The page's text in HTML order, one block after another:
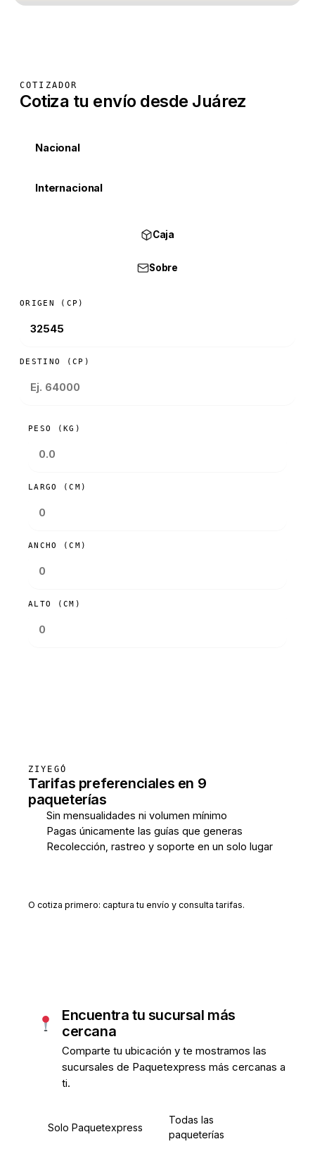
COTIZADOR
Cotiza tu envío desde Juárez
Nacional
Internacional
Caja
Sobre
ORIGEN (CP)
DESTINO (CP)
PESO (KG)
LARGO (CM)
ANCHO (CM)
ALTO (CM)
ZIYEGÓ
Tarifas preferenciales en 9
paqueterías
Sin mensualidades ni volumen mínimo
Pagas únicamente las guías que generas
Recolección, rastreo y soporte en un solo lugar
O cotiza primero: captura tu envío y consulta tarifas.
Encuentra tu sucursal más
cercana
Comparte tu ubicación y te mostramos las
sucursales de Paquetexpress más cercanas a
ti.
Solo Paquetexpress
Todas las
paqueterías